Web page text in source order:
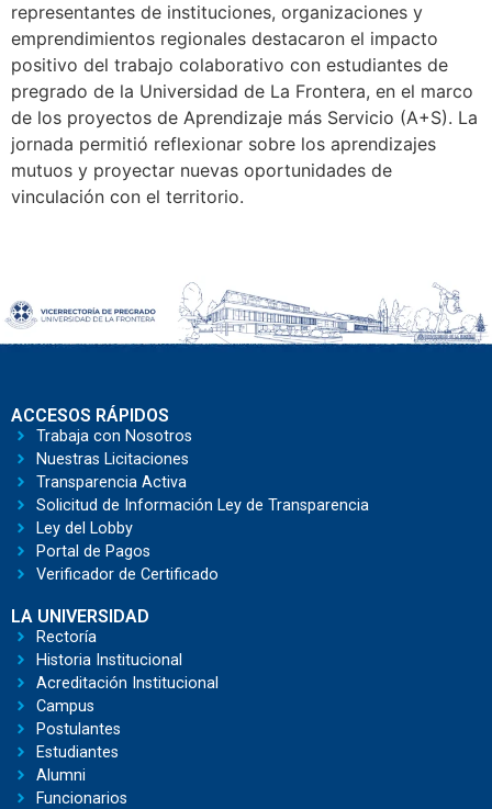
representantes de instituciones, organizaciones y
emprendimientos regionales destacaron el impacto
positivo del trabajo colaborativo con estudiantes de
pregrado de la Universidad de La Frontera, en el marco
de los proyectos de Aprendizaje más Servicio (A+S). La
jornada permitió reflexionar sobre los aprendizajes
mutuos y proyectar nuevas oportunidades de
vinculación con el territorio.
ACCESOS RÁPIDOS
Trabaja con Nosotros
Nuestras Licitaciones
Transparencia Activa
Solicitud de Información Ley de Transparencia
Ley del Lobby
Portal de Pagos
Verificador de Certificado
LA UNIVERSIDAD
Rectoría
Historia Institucional
Acreditación Institucional
Campus
Postulantes
Estudiantes
Alumni
Funcionarios